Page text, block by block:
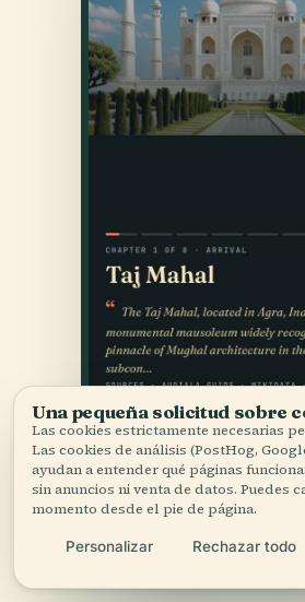
Una pequeña solicitud sobre
Las cookies estrictamente necesarias
Las cookies de análisis (PostHog,
ayudan a entender qué páginas
sin anuncios ni venta de datos. Puedes
momento desde el pie de página.
Personalizar Rechazar todo